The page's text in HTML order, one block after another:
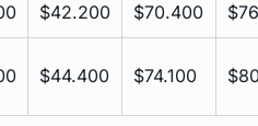
$42.200 $70.400
$44.400 $74.100